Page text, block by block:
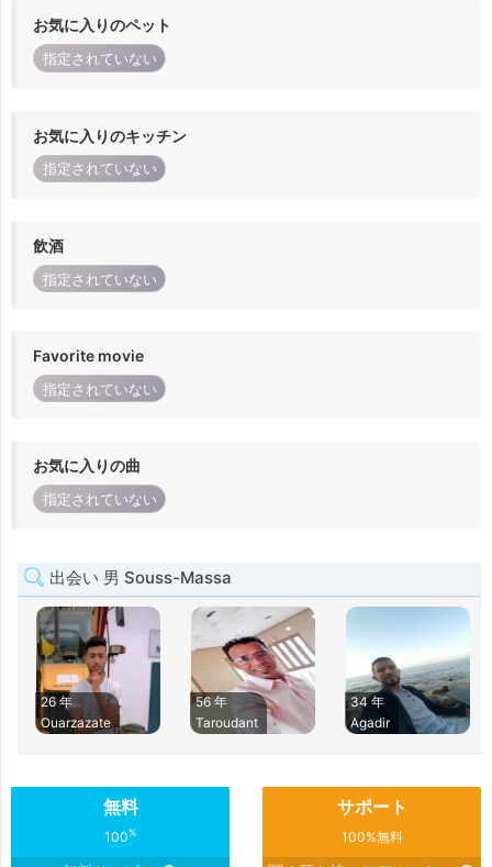
お気に入りのペット
指定されていない
お気に入りのキッチン
指定されていない
飲酒
指定されていない
Favorite movie
指定されていない
お気に入りの曲
指定されていない
出会い 男 Souss-Massa
26 年
Ouarzazate
56 年
Taroudant
34 年
Agadir
無料
100%
サポート
100%無料